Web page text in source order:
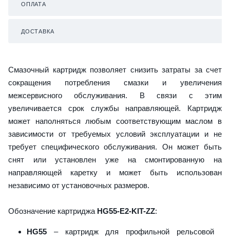
ОПЛАТА
ДОСТАВКА
Смазочный картридж позволяет снизить затраты за счет
сокращения потребления смазки и увеличения
межсервисного обслуживания. В связи с этим
увеличивается срок службы направляющей. Картридж
может наполняться любым соответствующим маслом в
зависимости от требуемых условий эксплуатации и не
требует специфического обслуживания. Он может быть
снят или установлен уже на смонтированную на
направляющей каретку и может быть использован
независимо от установочных размеров.
Обозначение картриджа HG55-E2-KIT-ZZ:
HG55 – картридж для профильной рельсовой